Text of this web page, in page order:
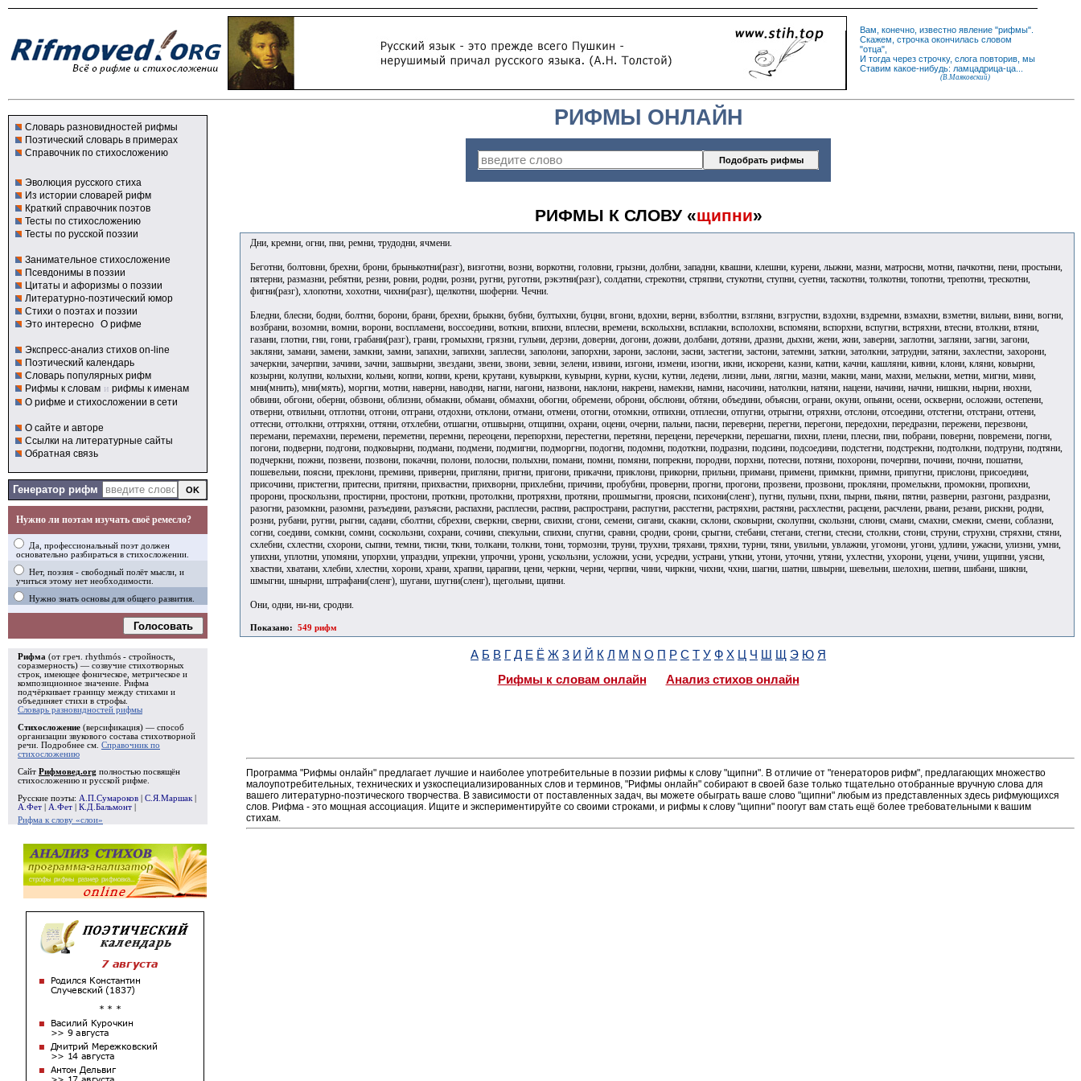
Вам, конечно, известно явление "рифмы".
Скажем, строчка окончилась словом
"отца",
И тогда через строчку, слога повторив, мы
Ставим какое-нибудь: ламцадрица-ца...
(В.Маяковский)
Словарь разновидностей рифмы
Поэтический словарь в примерах
Справочник по стихосложению
Эволюция русского стиха
Из истории словарей рифм
Краткий справочник поэтов
Тесты по стихосложению
Тесты по русской поэзии
Занимательное стихосложение
Псевдонимы в поэзии
Цитаты и афоризмы о поэзии
Литературно-поэтический юмор
Стихи о поэтах и поэзии
Это интересно О рифме
Экспресс-анализ стихов on-line
Поэтический календарь
Словарь популярных рифм
Рифмы к словам и рифмы к именам
О рифме и стихосложении в сети
О сайте и авторе
Ссылки на литературные сайты
Обратная связь
Генератор рифм
Нужно ли поэтам изучать своё ремесло?
Да, профессиональный поэт должен
основательно разбираться в стихосложении.
Нет, поэзия - свободный полёт мысли, и
учиться этому нет необходимости.
Нужно знать основы для общего развития.
Голосовать
Рифма (от греч. rhythmós - стройность,
соразмерность) — созвучие стихотворных
строк, имеющее фоническое, метрическое и
композиционное значение. Рифма
подчёркивает границу между стихами и
объединяет стихи в строфы
Словарь разновидностей рифмы
Стихосложение (версификация) — способ
организации звукового состава стихотворной
речи. Подробнее см. Справочник по
стихосложению
Сайт Рифмовед.org полностью посвящён
стихосложению и русской рифме.
Русские поэты: А.П.Сумароков С.Я.Маршак
А.Фет
А.Фет К.Д.Бальмонт
Рифма к слову «слои»
РИФМЫ ОНЛАЙН
РИФМЫ К СЛОВУ «щипни»
Дни, кремни, огни, пни, ремни, трудодни, ячмени.
Беготни, болтовни, брехни, брони, брынькотни(разг), визготни, возни, воркотни, головни, грызни, долбни, западни, квашни, клешни, курени, лыжни, мазни, матросни, мотни, пачкотни, пени, простыни,
пятерни, размазни, ребятни, резни, ровни, родни, розни, ругни, руготни, рэкэтни(разг), солдатни, стрекотни, стряпни, стукотни, ступни, суетни, таскотни, толкотни, топотни, трепотни, трескотни,
фигни(разг), хлопотни, хохотни, чихни(разг), щелкотни, шоферни. Чечни.
Бледни, блесни, бодни, болтни, борони, брани, брехни, брыкни, бубни, бултыхни, буцни, вгони, вдохни, верни, взболтни, взгляни, взгрустни, вздохни, вздремни, взмахни, взметни, вильни, вини, вогни,
возбрани, возомни, вомни, ворони, воспламени, воссоедини, воткни, впихни, вплесни, времени, всколыхни, всплакни, всполохни, вспомяни, вспорхни, вспугни, встряхни, втесни, втолкни, втяни,
газани, глотни, гни, гони, грабани(разг), грани, громыхни, грязни, гульни, дерзни, доверни, догони, дожни, долбани, дотяни, дразни, дыхни, жени, жни, заверни, заглотни, загляни, загни, загони,
закляни, замани, замени, замкни, замни, запахни, запихни, заплесни, заполони, запорхни, зарони, заслони, засни, застегни, застони, затемни, заткни, затолкни, затрудни, затяни, захлестни, захорони,
зачеркни, зачерпни, зачини, зачни, зашвырни, звездани, звени, звони, зевни, зелени, извини, изгони, измени, изогни, икни, искорени, казни, катни, качни, кашляни, кивни, клони, кляни, ковырни,
козырни, колупни, колыхни, кольни, копни, копни, крени, крутани, кувыркни, кувырни, курни, кусни, кутни, ледени, лизни, льни, лягни, мазни, макни, мани, махни, мелькни, метни, мигни, мини,
мни(мнить), мни(мять), моргни, мотни, наверни, наводни, нагни, нагони, назвони, наклони, накрени, намекни, намни, насочини, натолкни, натяни, нацени, начини, начни, нишкни, нырни, нюхни,
обвини, обгони, оберни, обзвони, облизни, обмакни, обмани, обмахни, обогни, обремени, оброни, обслюни, обтяни, объедини, объясни, ограни, окуни, опьяни, осени, оскверни, осложни, остепени,
отверни, отвильни, отглотни, отгони, отграни, отдохни, отклони, отмани, отмени, отогни, отомкни, отпихни, отплесни, отпугни, отрыгни, отряхни, отслони, отсоедини, отстегни, отстрани, оттени,
оттесни, оттолкни, оттряхни, оттяни, отхлебни, отшагни, отшвырни, отщипни, охрани, оцени, очерни, пальни, пасни, переверни, перегни, перегони, передохни, передразни, пережени, перезвони,
перемани, перемахни, перемени, переметни, перемни, переоцени, перепорхни, перестегни, перетяни, перецени, перечеркни, перешагни, пихни, плени, плесни, пни, побрани, поверни, повремени, погни,
погони, подверни, подгони, подковырни, подмани, подмени, подмигни, подморгни, подогни, подомни, подоткни, подразни, подсини, подсоедини, подстегни, подстрекни, подтолкни, подтруни, подтяни,
подчеркни, пожни, позвени, позвони, покачни, полони, полосни, полыхни, помани, помни, помяни, попрекни, породни, порхни, потесни, потяни, похорони, почерпни, почини, почни, пошатни,
пошевельни, поясни, преклони, премини, приверни, пригляни, пригни, пригони, прикачни, приклони, прикорни, прильни, примани, примени, примкни, примни, припугни, прислони, присоедини,
присочини, пристегни, притесни, притяни, прихвастни, прихворни, прихлебни, причини, пробубни, проверни, прогни, прогони, прозвени, прозвони, прокляни, промелькни, промокни, пропихни,
пророни, проскользни, простирни, простони, проткни, протолкни, протряхни, протяни, прошмыгни, проясни, психони(сленг), пугни, пульни, пхни, пырни, пьяни, пятни, разверни, разгони, раздразни,
разогни, разомкни, разомни, разъедини, разъясни, распахни, расплесни, распни, распространи, распугни, расстегни, растряхни, растяни, расхлестни, расцени, расчлени, рвани, резани, рискни, родни,
розни, рубани, ругни, рыгни, садани, сболтни, сбрехни, сверкни, сверни, свихни, сгони, семени, сигани, скакни, склони, сковырни, сколупни, скользни, слюни, смани, смахни, смекни, смени, соблазни,
согни, соедини, сомкни, сомни, соскользни, сохрани, сочини, спекульни, спихни, спугни, сравни, сродни, срони, срыгни, стебани, стегани, стегни, стесни, столкни, стони, струни, струхни, стряхни, стяни,
схлебни, схлестни, схорони, сыпни, темни, тисни, ткни, толкани, толкни, тони, тормозни, труни, трухни, тряхани, тряхни, турни, тяни, увильни, увлажни, угомони, угони, удлини, ужасни, улизни, умни,
упихни, уплотни, упомяни, упорхни, упраздни, упрекни, упрочни, урони, ускользни, усложни, усни, усредни, устрани, уткни, утони, уточни, утяни, ухлестни, ухорони, уцени, учини, ущипни, уясни,
хвастни, хватани, хлебни, хлестни, хорони, храни, храпни, царапни, цени, черкни, черни, черпни, чини, чиркни, чихни, чхни, шагни, шатни, швырни, шевельни, шелохни, шепни, шибани, шикни,
шмыгни, шнырни, штрафани(сленг), шугани, шугни(сленг), щегольни, щипни.
Они, одни, ни-ни, сродни.
Показано: 549 рифм
А Б В Г Д Е Ё Ж З И Й К Л М N О П Р С Т У Ф Х Ц Ч Ш Щ Э Ю Я
Рифмы к словам онлайн
Анализ стихов онлайн
Программа "Рифмы онлайн" предлагает лучшие и наиболее употребительные в поэзии рифмы к слову "щипни". В отличие от "генераторов рифм", предлагающих множество
малоупотребительных, технических и узкоспециализированных слов и терминов, "Рифмы онлайн" собирают в своей базе только тщательно отобранные вручную слова для
вашего литературно-поэтического творчества. В зависимости от поставленных задач, вы можете обыграть ваше слово "щипни" любым из представленных здесь рифмующихся
слов. Рифма - это мощная ассоциация. Ищите и экспериментируйте со своими строками, и рифмы к слову "щипни" поогут вам стать ещё более требовательными к вашим
стихам.